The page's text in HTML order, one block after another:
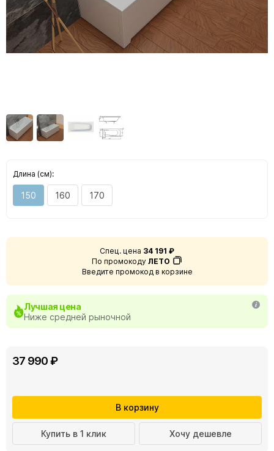
Длина (см):
150 160 170
Спец. цена 34 191 ₽
По промокоду ЛЕТО
Введите промокод в корзине
Лучшая цена
Ниже средней рыночной
37 990 ₽
В корзину
Купить в 1 клик Хочу дешевле